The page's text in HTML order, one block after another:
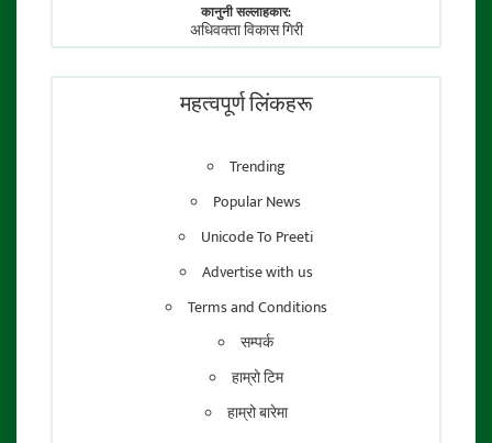
कानुनी सल्लाहकार:
अधिवक्ता विकास गिरी
तेजेन्द्र श्रेष्ठ
महत्वपूर्ण लिंकहरू
Trending
Popular News
Unicode To Preeti
Advertise with us
Terms and Conditions
सम्पर्क
हाम्रो टिम
हाम्रो बारेमा